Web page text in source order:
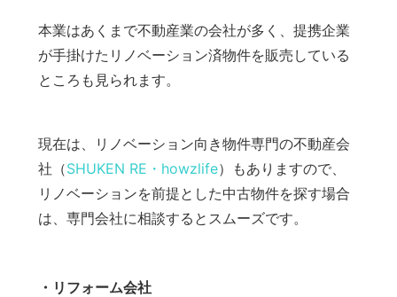
本業はあくまで不動産業の会社が多く、提携企業
が手掛けたリノベーション済物件を販売している
ところも見られます。
現在は、リノベーション向き物件専門の不動産会
社（SHUKEN RE・howzlife）もありますので、
リノベーションを前提とした中古物件を探す場合
は、専門会社に相談するとスムーズです。
・リフォーム会社